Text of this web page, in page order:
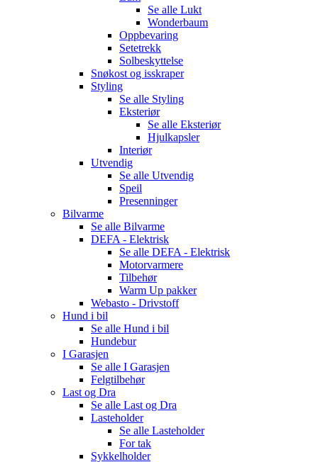
Se alle Lukt
Wonderbaum
Oppbevaring
Setetrekk
Solbeskyttelse
Snøkost og isskraper
Styling
Se alle Styling
Eksteriør
Se alle Eksteriør
Hjulkapsler
Interiør
Utvendig
Se alle Utvendig
Speil
Presenninger
Bilvarme
Se alle Bilvarme
DEFA - Elektrisk
Se alle DEFA - Elektrisk
Motorvarmere
Tilbehør
Warm Up pakker
Webasto - Drivstoff
Hund i bil
Se alle Hund i bil
Hundebur
I Garasjen
Se alle I Garasjen
Felgtilbehør
Last og Dra
Se alle Last og Dra
Lasteholder
Se alle Lasteholder
For tak
Sykkelholder